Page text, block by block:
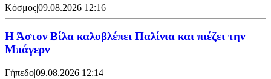
Κόσμος|09.08.2026 12:16
Η Άστον Βίλα καλοβλέπει Παλίνια και πιέζει την
Μπάγερν
Γήπεδο|09.08.2026 12:14